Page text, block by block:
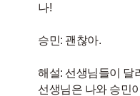
나!
승민: 괜찮아.
해설: 선생님들이 달
선생님은 나와 승민